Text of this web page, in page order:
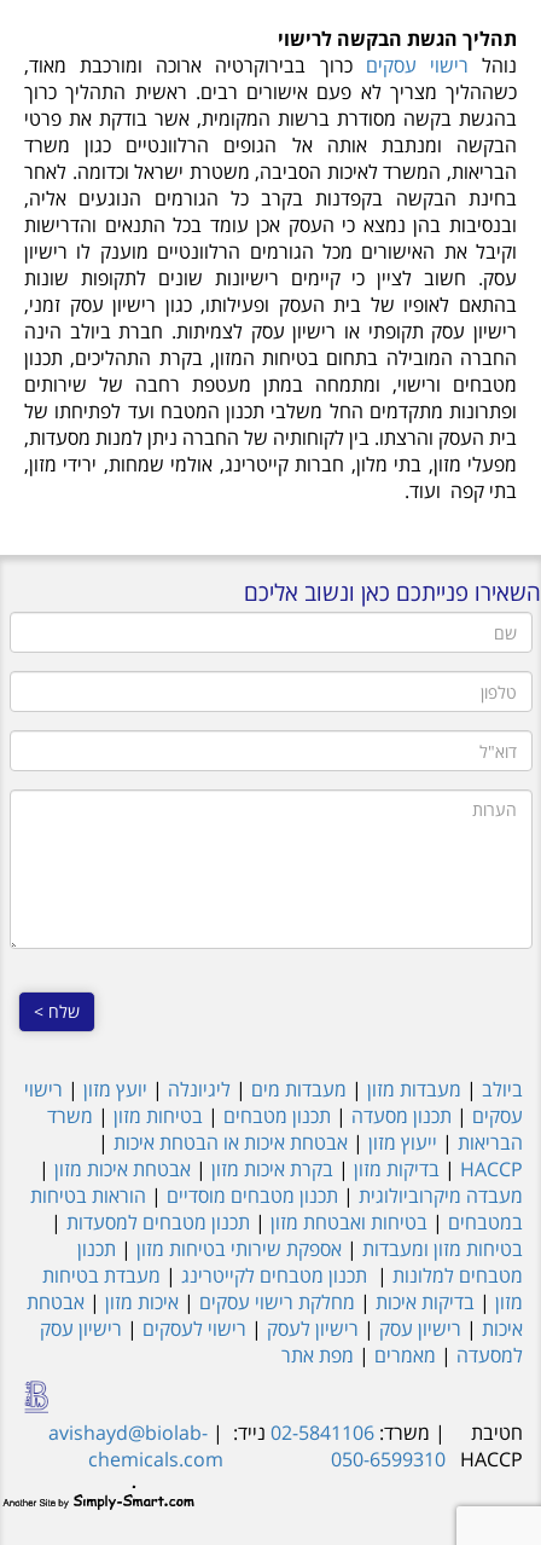
תהליך הגשת הבקשה לרישוי
נוהל רישוי עסקים כרוך בבירוקרטיה ארוכה ומורכבת מאוד,
כשההליך מצריך לא פעם אישורים רבים. ראשית התהליך כרוך
בהגשת בקשה מסודרת ברשות המקומית, אשר בודקת את פרטי
הבקשה ומנתבת אותה אל הגופים הרלוונטיים כגון משרד
הבריאות, המשרד לאיכות הסביבה, משטרת ישראל וכדומה. לאחר
בחינת הבקשה בקפדנות בקרב כל הגורמים הנוגעים אליה,
ובנסיבות בהן נמצא כי העסק אכן עומד בכל התנאים והדרישות
וקיבל את האישורים מכל הגורמים הרלוונטיים מוענק לו רישיון
עסק. חשוב לציין כי קיימים רישיונות שונים לתקופות שונות
בהתאם לאופיו של בית העסק ופעילותו, כגון רישיון עסק זמני,
רישיון עסק תקופתי או רישיון עסק לצמיתות. חברת ביולב הינה
החברה המובילה בתחום בטיחות המזון, בקרת התהליכים, תכנון
מטבחים ורישוי, ומתמחה במתן מעטפת רחבה של שירותים
ופתרונות מתקדמים החל משלבי תכנון המטבח ועד לפתיחתו של
בית העסק והרצתו. בין לקוחותיה של החברה ניתן למנות מסעדות,
מפעלי מזון, בתי מלון, חברות קייטרינג, אולמי שמחות, ירידי מזון,
בתי קפה ועוד.
השאירו פנייתכם כאן ונשוב אליכם
שם
טלפון
דוא"ל
הערות
ביולב | מעבדות מזון | מעבדות מים | ליגיונלה | יועץ מזון | רישוי
עסקים | תכנון מסעדה | תכנון מטבחים | בטיחות מזון | משרד
הבריאות | ייעוץ מזון | אבטחת איכות או הבטחת איכות |
HACCP
| בדיקות מזון | בקרת איכות מזון | אבטחת איכות מזון |
מעבדה מיקרוביולוגית | תכנון מטבחים מוסדיים | הוראות בטיחות
במטבחים | בטיחות ואבטחת מזון | תכנון מטבחים למסעדות |
בטיחות מזון ומעבדות | אספקת שירותי בטיחות מזון | תכנון
מטבחים למלונות | תכנון מטבחים לקייטרינג | מעבדת בטיחות
מזון | בדיקות איכות | מחלקת רישוי עסקים | איכות מזון | אבטחת
איכות | רישיון עסק | רישיון לעסק | רישוי לעסקים | רישיון עסק
למסעדה | מאמרים | מפת אתר
חטיבת
HACCP
| משרד: 02-5841106 נייד:
050-6599310
|
avishayd@biolab-
chemicals.com